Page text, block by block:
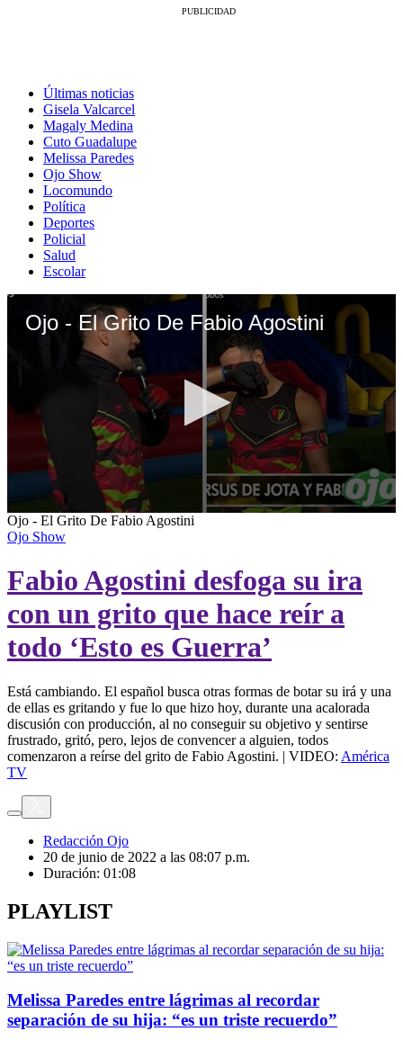
Últimas noticias
Gisela Valcarcel
Magaly Medina
Cuto Guadalupe
Melissa Paredes
Ojo Show
Locomundo
Política
Deportes
Policial
Salud
Escolar
Ojo - El Grito De Fabio Agostini
0
seconds
of
seconds
Ojo - El Grito De Fabio Agostini
Ojo Show
Fabio Agostini desfoga su ira
con un grito que hace reír a
todo ‘Esto es Guerra’
Está cambiando. El español busca otras formas de botar su irá y una
de ellas es gritando y fue lo que hizo hoy, durante una acalorada
discusión con producción, al no conseguir su objetivo y sentirse
frustrado, gritó, pero, lejos de convencer a alguien, todos
comenzaron a reírse del grito de Fabio Agostini. | VIDEO: América
TV
Redacción Ojo
20 de junio de 2022 a las 08:07 p.m.
Duración: 01:08
PLAYLIST
Melissa Paredes entre lágrimas al recordar
separación de su hija: “es un triste recuerdo”